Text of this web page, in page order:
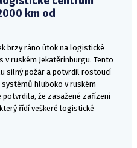
km od
brzy ráno útok na logistické
ruském Jekatěrinburgu. Tento
silný požár a potvrdil rostoucí
hluboko v ruském
že zasažené zařízení
řídí veškeré logistické